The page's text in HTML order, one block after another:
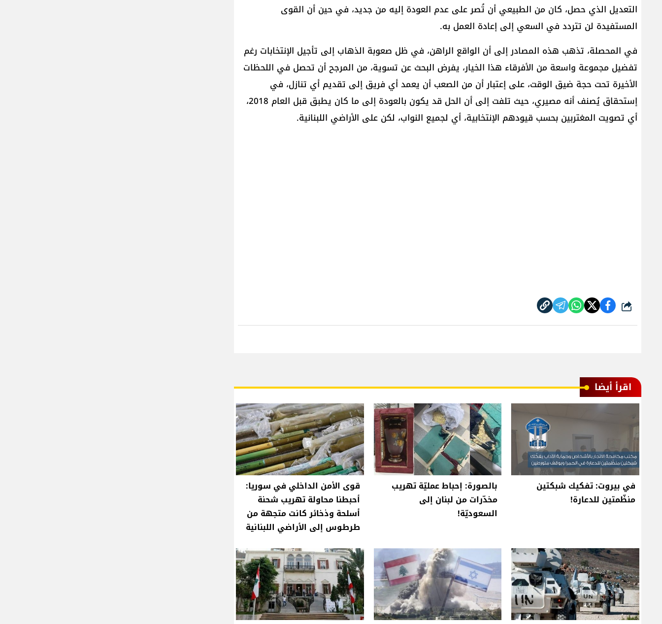
التعديل الذي حصل، كان من الطبيعي أن تُصر على عدم العودة إليه من جديد، في حين أن القوى
المستفيدة لن تتردد في السعي إلى إعادة العمل به.
في المحصلة، تذهب هذه المصادر إلى أن الواقع الراهن، في ظل صعوبة الذهاب إلى تأجيل الإنتخابات رغم
تفضيل مجموعة واسعة من الأفرقاء هذا الخيار، يفرض البحث عن تسوية، من المرجح أن تحصل في اللحظات
الأخيرة تحت حجة ضيق الوقت، على إعتبار أن من الصعب أن يعمد أي فريق إلى تقديم أي تنازل، في
إستحقاق يُصنف أنه مصيري، حيث تلفت إلى أن الحل قد يكون بالعودة إلى ما كان يطبق قبل العام 2018،
أي تصويت المغتربين بحسب قيودهم الإنتخابية، أي لجميع النواب، لكن على الأراضي ال​لبنان​ية.
شارك
اقرأ أيضا
في بيروت: تفكيك شبكتين
منظّمتين للدعارة!
بالصورة: إحباط عمليّة تهريب
مخدّرات من لبنان إلى
السعوديّة!
قوى الأمن الداخلي في سوريا:
أحبطنا محاولة تهريب شحنة
أسلحة وذخائر كانت متجهة من
طرطوس إلى الأراضي اللبنانية